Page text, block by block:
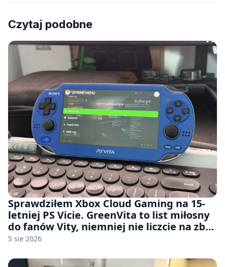
Czytaj podobne
Sprawdziłem Xbox Cloud Gaming na 15-
letniej PS Vicie. GreenVita to list miłosny
do fanów Vity, niemniej nie liczcie na zbyt
wiele [FELIETON]
5 sie 2026